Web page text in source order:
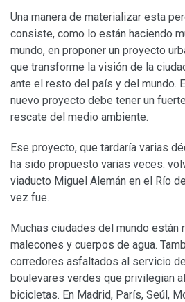
Una manera de materializar esta
consiste, como lo están haciendo
mundo, en proponer un proyecto
que transforme la visión de la
ante el resto del país y del mundo.
nuevo proyecto debe tener un
rescate del medio ambiente.
Ese proyecto, que tardaría varias
ha sido propuesto varias veces:
viaducto Miguel Alemán en el Río
vez fue.
Muchas ciudades del mundo están
malecones y cuerpos de agua.
corredores asfaltados al servicio
boulevares verdes que privilegian
bicicletas. En Madrid, París, Seúl,